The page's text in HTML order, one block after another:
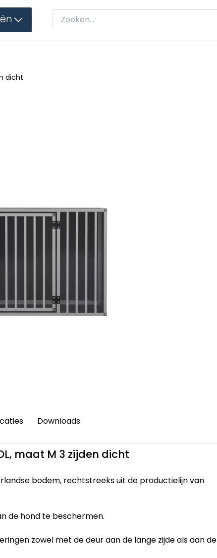
dicht
Downloads
maat M 3 zijden dicht
bodem, rechtstreeks uit de productielijn van
de hond te beschermen.
zowel met de deur aan de lange zijde als aan de